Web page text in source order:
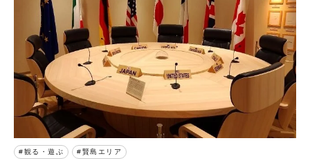
観る・遊ぶ 賢島エリア